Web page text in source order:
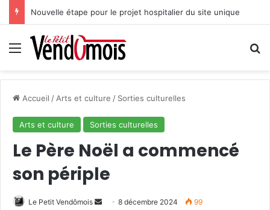
Nouvelle étape pour le projet hospitalier du site unique
Menu
Accueil / Arts et culture / Sorties culturelles
Arts et culture Sorties culturelles
Le Père Noël a commencé
son périple
Le Petit Vendômois 8 décembre 2024 99